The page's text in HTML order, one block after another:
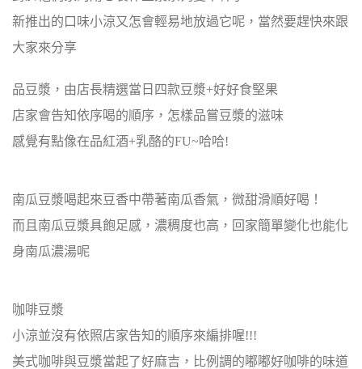
新推出的口味小涼又怎會輕易地放過它呢，當然要趕快來跟
大家來分享
品豆漿，由店長精選當日四款豆漿+好好食堅果
店家會告知依序喝的順序，怎樣品嘗豆漿的滋味
感覺有點像在品紅酒+乳酪的FU~哈哈!
南瓜豆漿喝起來豆香中帶著南瓜香氣，微甜滑順好喝！
而且南瓜豆漿具飽足感，濃稠度也高，回家簡單變化也能化
身南瓜濃湯呢
咖啡豆漿
小涼並沒有依照店家告知的順序來編排喔!!!
美式咖啡與豆漿當起了好麻吉，比例調的嘟嘟好咖啡的味道